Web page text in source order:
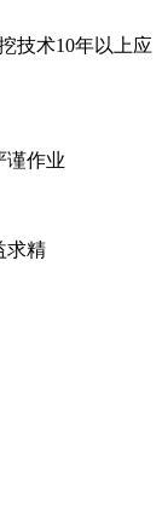
技术10年以上应
谨作业
求精